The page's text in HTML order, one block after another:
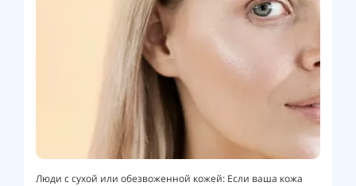
Люди с сухой или обезвоженной кожей: Если ваша кожа